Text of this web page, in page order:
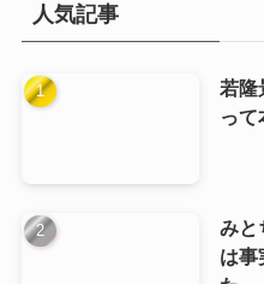
人気記事
若隆
っ
みと
は事